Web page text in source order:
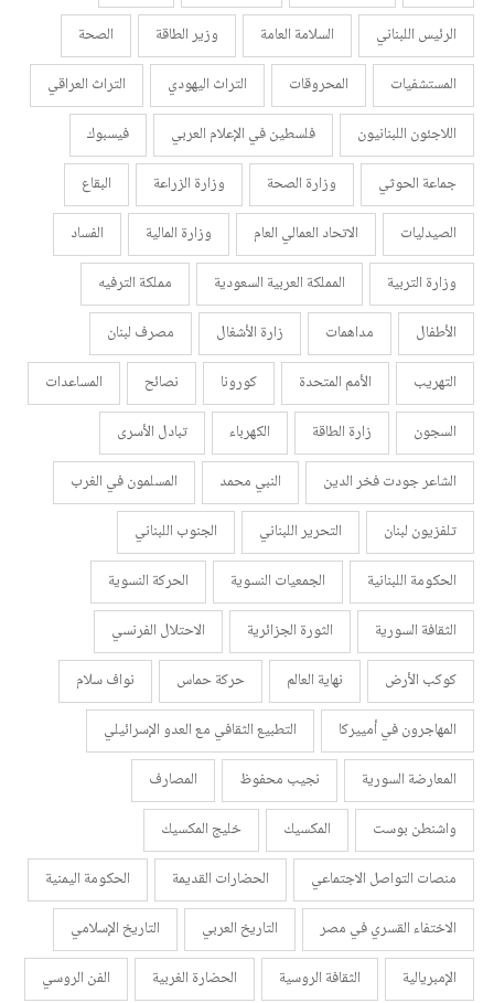
الرئيس اللبناني
السلامة العامة وزير الطاقة
الصحة
المستشفيات
المحروقات التراث اليهودي
التراث العراقي
اللاجئون اللبنانيون
فلسطين في الإعلام العربي
فيسبوك
جماعة الحوثي
وزارة الصحة وزارة الزراعة
البقاع
الصيدليات
الاتحاد العمالي العام وزارة المالية
الفساد
وزارة التربية
المملكة العربية السعودية
مملكة الترفيه
الأطفال
مداهمات زارة الأشغال
مصرف لبنان
التهريب
الأمم المتحدة كورونا نصائح
المساعدات
السجون
زارة الطاقة الكهرباء
تبادل الأسرى
الشاعر جودت فخر الدين
النبي محمد
المسلمون في الغرب
تلفزيون لبنان
التحرير اللبناني
الجنوب اللبناني
الحكومة اللبنانية
الجمعيات النسوية
الحركة النسوية
الثقافة السورية
الثورة الجزائرية
الاحتلال الفرنسي
كوكب الأرض
نهاية العالم حركة حماس
نواف سلام
المهاجرون في أمييركا
التطبيع الثقافي مع العدو الإسرائيلي
المعارضة السورية
نجيب محفوظ
المصارف
واشنطن بوست
المكسيك
خليج المكسيك
منصات التواصل الاجتماعي
الحضارات القديمة
الحكومة اليمنية
الاختفاء القسري في مصر
التاريخ العربي
التاريخ الإسلامي
الإمبريالية
الثقافة الروسية الحضارة الغربية
الفن الروسي